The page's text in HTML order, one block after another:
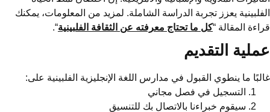
الفلبينية يعزز تجربة الدراسة الشاملة. لمزيد من المعلومات، يمكنك
قراءة المقالة “كل ما تحتاج معرفته عن الثقافة الفلبينية“.
عملية التقديم
غالبًا ما ينطوي القبول في مدارس اللغة الإنجليزية الفلبينية على:
التسجيل في فصل مجاني
سيقوم خبراءنا بالاتصال بك للتنسيق